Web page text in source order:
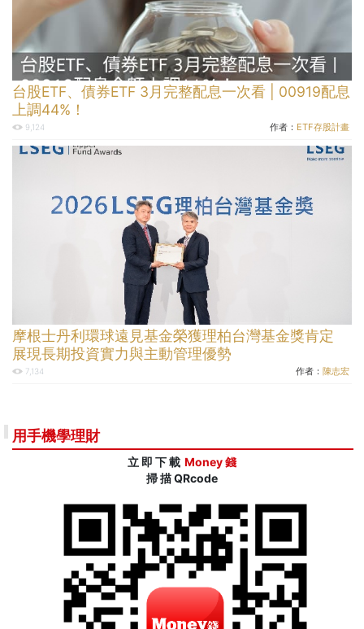
台股ETF、債券ETF 3月完整配息一次看 | 00919配息
上調44%！
9,124 作者： ETF存股計畫
摩根士丹利環球遠見基金榮獲理柏台灣基金獎肯定
展現長期投資實力與主動管理優勢
7,134 作者： 陳志宏
用手機學理財
立 即 下 載 Money 錢
掃 描 QRcode